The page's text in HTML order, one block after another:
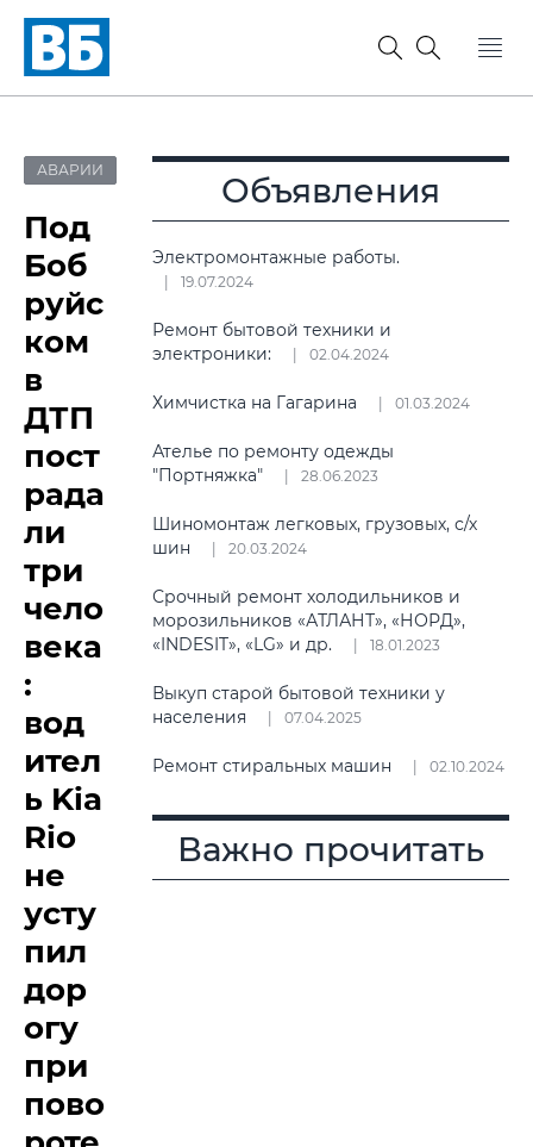
АВАРИИ
Под
Боб
руйс
ком
в
ДТП
пост
рада
ли
три
чело
века
:
вод
ител
ь Kia
Rio
не
усту
пил
дор
огу
при
пово
Объявления
Электромонтажные работы.
19.07.2024
Ремонт бытовой техники и
электроники:
02.04.2024
Химчистка на Гагарина 01.03.2024
Ателье по ремонту одежды
"Портняжка"
28.06.2023
Шиномонтаж легковых, грузовых, с/х
шин
20.03.2024
Срочный ремонт холодильников и
морозильников «АТЛАНТ», «НОРД»,
«INDESIT», «LG» и др.
18.01.2023
Выкуп старой бытовой техники у
населения
07.04.2025
Ремонт стиральных машин 02.10.2024
Важно прочитать